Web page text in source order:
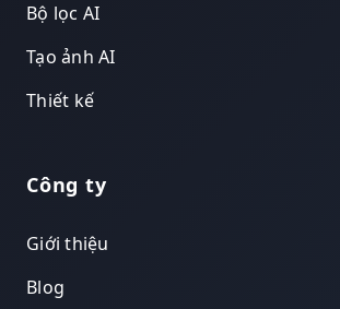
Bộ lọc AI
Tạo ảnh AI
Thiết kế
Công ty
Giới thiệu
Blog